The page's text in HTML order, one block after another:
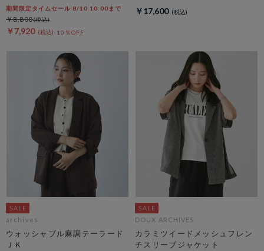
期間限定タイムセール 8/10 10:00まで
￥7,920 10％OFF
￥8,800
￥17,600
archives
ウォッシャブル麻調テーラード
ＪＫ
DOUX ARCHIVES
カラミツイードメッシュフレン
チスリーブジャケット